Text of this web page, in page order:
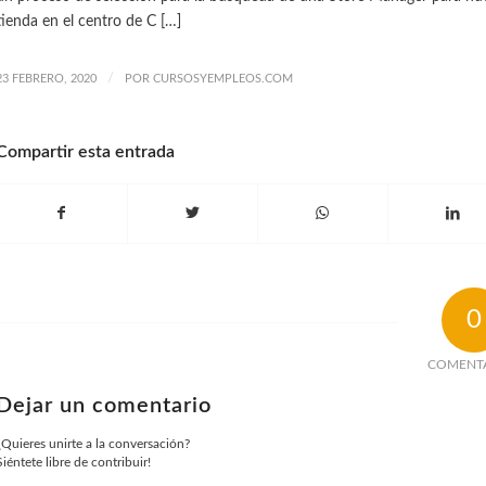
en el centro de C […]
FEBRERO, 2020 / POR CURSOSYEMPLEOS.COM
esta entrada
0
Dejar un comentario
unirte a la conversación?
libre de contribuir!